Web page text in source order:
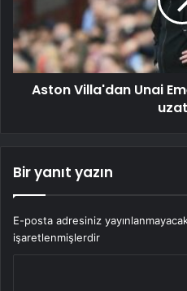
Aston Villa'dan Unai
Bir yanıt yazın
E-posta adresiniz
işaretlenmişlerdir